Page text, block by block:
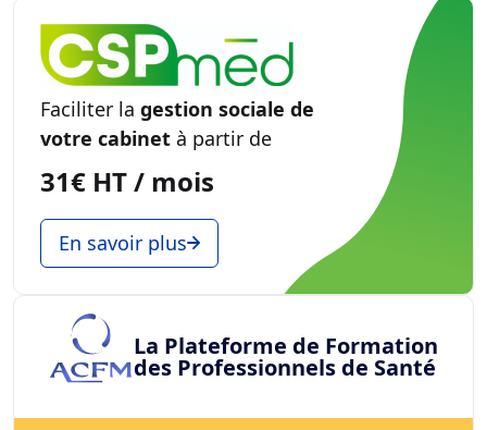
Faciliter la gestion sociale de
votre cabinet à partir de
31€ HT / mois
En savoir plus
La Plateforme de Formation
des Professionnels de Santé